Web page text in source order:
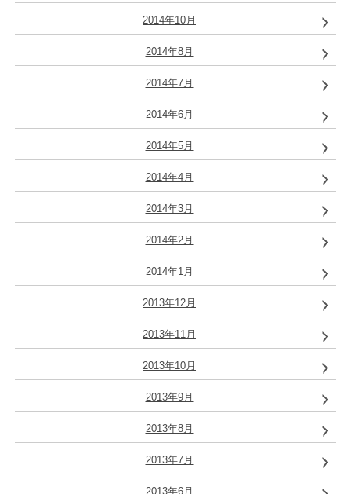
2014年10月
2014年8月
2014年7月
2014年6月
2014年5月
2014年4月
2014年3月
2014年2月
2014年1月
2013年12月
2013年11月
2013年10月
2013年9月
2013年8月
2013年7月
2013年6月